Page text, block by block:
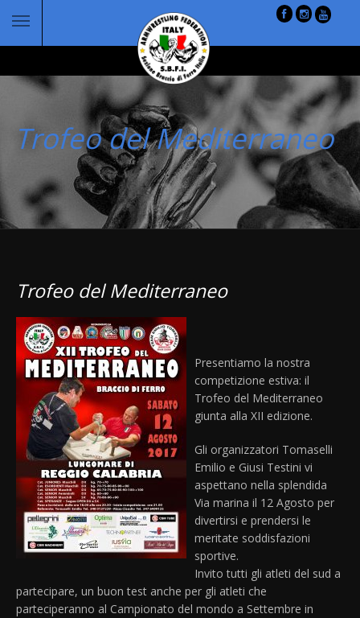
Trofeo del Mediterraneo
Trofeo del Mediterraneo
Presentiamo la nostra
competizione estiva: il
Trofeo del Mediterraneo
giunta alla XII edizione.
Gli organizzatori Tomaselli
Emilio e Giusi Testini vi
aspettano nella splendida
Via marina il 12 Agosto per
divertirsi e prendersi le
meritate soddisfazioni
sportive.
Invito tutti gli atleti del sud a
partecipare, un buon test anche per gli atleti che
parteciperanno al Campionato del mondo a Settembre in